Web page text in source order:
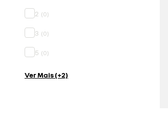
2 (0)
3 (0)
5 (0)
Ver Mais (+2)